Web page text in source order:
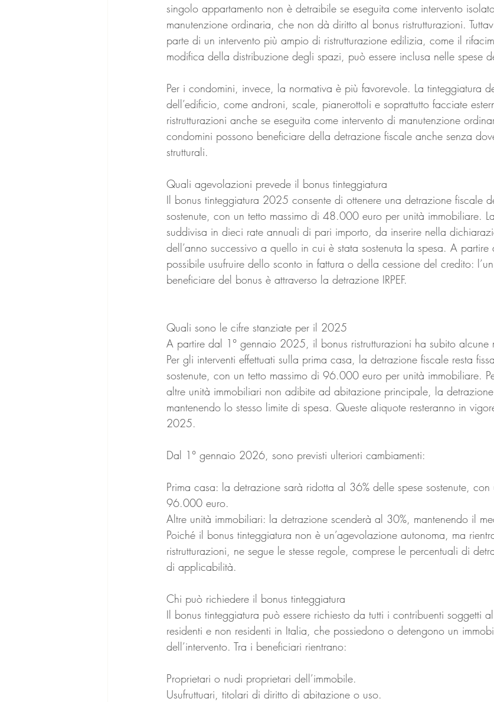
singolo appartamento non è detraibile se eseguita come intervento
manutenzione ordinaria, che non dà diritto al bonus ristrutturazioni.
parte di un intervento più ampio di ristrutturazione edilizia, come il
modifica della distribuzione degli spazi, può essere inclusa nelle spese
Per i condomini, invece, la normativa è più favorevole. La tinteggiatura
dell’edificio, come androni, scale, pianerottoli e soprattutto facciate
ristrutturazioni anche se eseguita come intervento di manutenzione
condomini possono beneficiare della detrazione fiscale anche senza
strutturali.
Quali agevolazioni prevede il bonus tinteggiatura
Il bonus tinteggiatura 2025 consente di ottenere una detrazione fiscale
sostenute, con un tetto massimo di 48.000 euro per unità immobiliare.
suddivisa in dieci rate annuali di pari importo, da inserire nella
dell’anno successivo a quello in cui è stata sostenuta la spesa. A
possibile usufruire dello sconto in fattura o della cessione del credito:
beneficiare del bonus è attraverso la detrazione IRPEF.
Quali sono le cifre stanziate per il 2025
A partire dal 1° gennaio 2025, il bonus ristrutturazioni ha subito alcune
Per gli interventi effettuati sulla prima casa, la detrazione fiscale resta
sostenute, con un tetto massimo di 96.000 euro per unità immobiliare.
altre unità immobiliari non adibite ad abitazione principale, la
mantenendo lo stesso limite di spesa. Queste aliquote resteranno in
2025.
Dal 1° gennaio 2026, sono previsti ulteriori cambiamenti:
Prima casa: la detrazione sarà ridotta al 36% delle spese sostenute, con
96.000 euro.
Altre unità immobiliari: la detrazione scenderà al 30%, mantenendo il
Poiché il bonus tinteggiatura non è un’agevolazione autonoma, ma
ristrutturazioni, ne segue le stesse regole, comprese le percentuali di
di applicabilità.
Chi può richiedere il bonus tinteggiatura
Il bonus tinteggiatura può essere richiesto da tutti i contribuenti soggetti al
residenti e non residenti in Italia, che possiedono o detengono un
dell’intervento. Tra i beneficiari rientrano:
Proprietari o nudi proprietari dell’immobile.
Usufruttuari, titolari di diritto di abitazione o uso.